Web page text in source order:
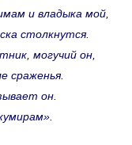
и владыка мой,
столкнутся.
могучий он,
сpaженья.
он.